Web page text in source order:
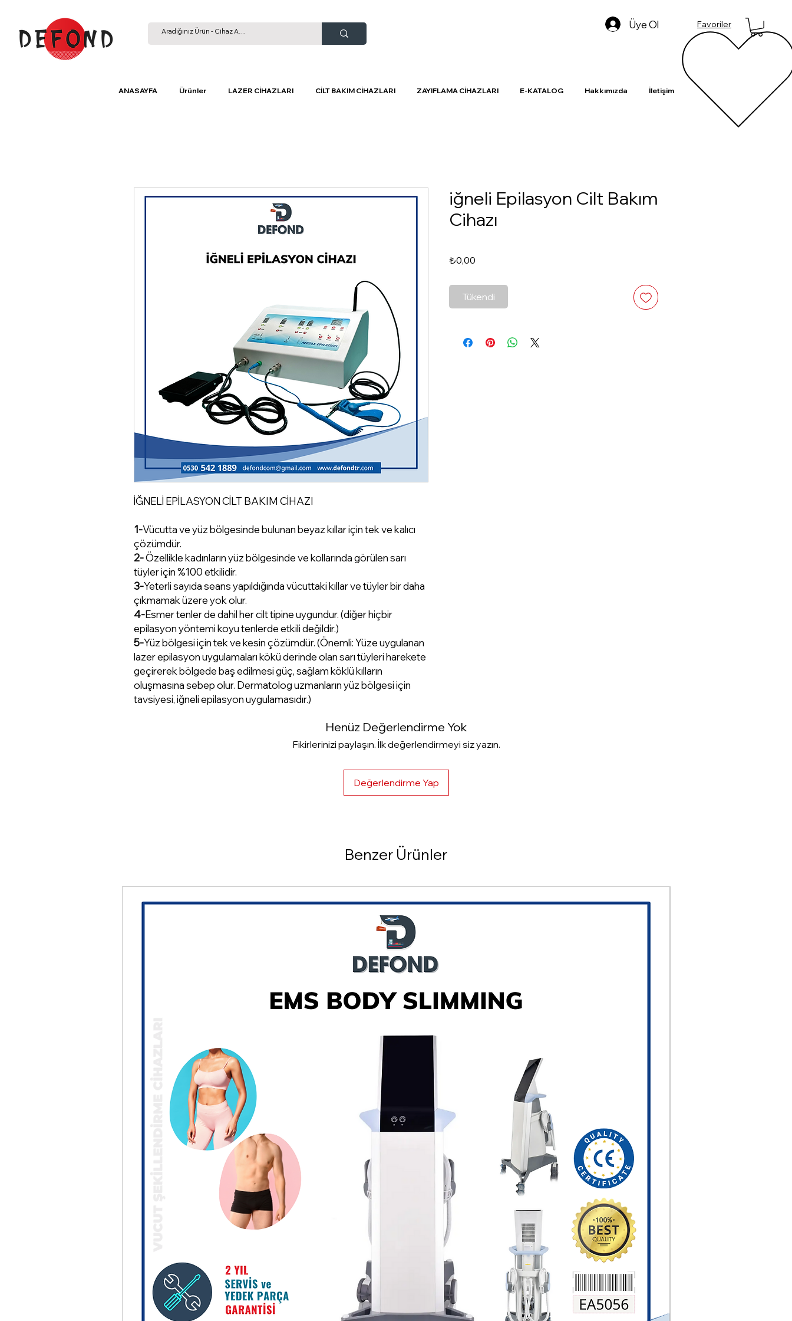
Üye Ol Favoriler
ANASAYFA Ürünler LAZER CİHAZLARI CİLT BAKIM CİHAZLARI ZAYIFLAMA CİHAZLARI E-KATALOG Hakkımızda İletişim
İĞNELİ EPİLASYON CİLT BAKIM CİHAZI
1-Vücutta ve yüz bölgesinde bulunan beyaz kıllar için tek ve kalıcı
çözümdür.
2-Özellikle kadınların yüz bölgesinde ve kollarında görülen sarı
tüyler için %100 etkilidir.
3-Yeterli sayıda seans yapıldığında vücuttaki kıllar ve tüyler bir daha
çıkmamak üzere yok olur.
4-Esmer tenler de dahil her cilt tipine uygundur. (diğer hiçbir
epilasyon yöntemi koyu tenlerde etkili değildir.)
5-Yüz bölgesi için tek ve kesin çözümdür. (Önemli: Yüze uygulanan
lazer epilasyon uygulamaları kökü derinde olan sarı tüyleri harekete
geçirerek bölgede baş edilmesi güç, sağlam köklü kılların
oluşmasına sebep olur. Dermatolog uzmanların yüz bölgesi için
tavsiyesi, iğneli epilasyon uygulamasıdır.)
iğneli Epilasyon Cilt Bakım
Cihazı
₺0,00
Tükendi
Henüz Değerlendirme Yok
Fikirlerinizi paylaşın. İlk değerlendirmeyi siz yazın.
Değerlendirme Yap
Benzer Ürünler